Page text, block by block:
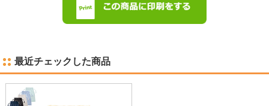
最近チェックした商品